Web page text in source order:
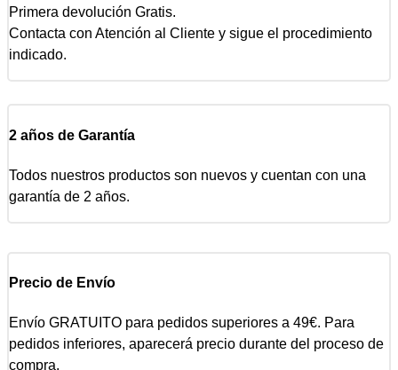
Primera devolución Gratis.
Contacta con Atención al Cliente y sigue el procedimiento
indicado.
2 años de Garantía
Todos nuestros productos son nuevos y cuentan con una
garantía de 2 años.
Precio de Envío
Envío GRATUITO para pedidos superiores a 49€. Para
pedidos inferiores, aparecerá precio durante del proceso de
compra.